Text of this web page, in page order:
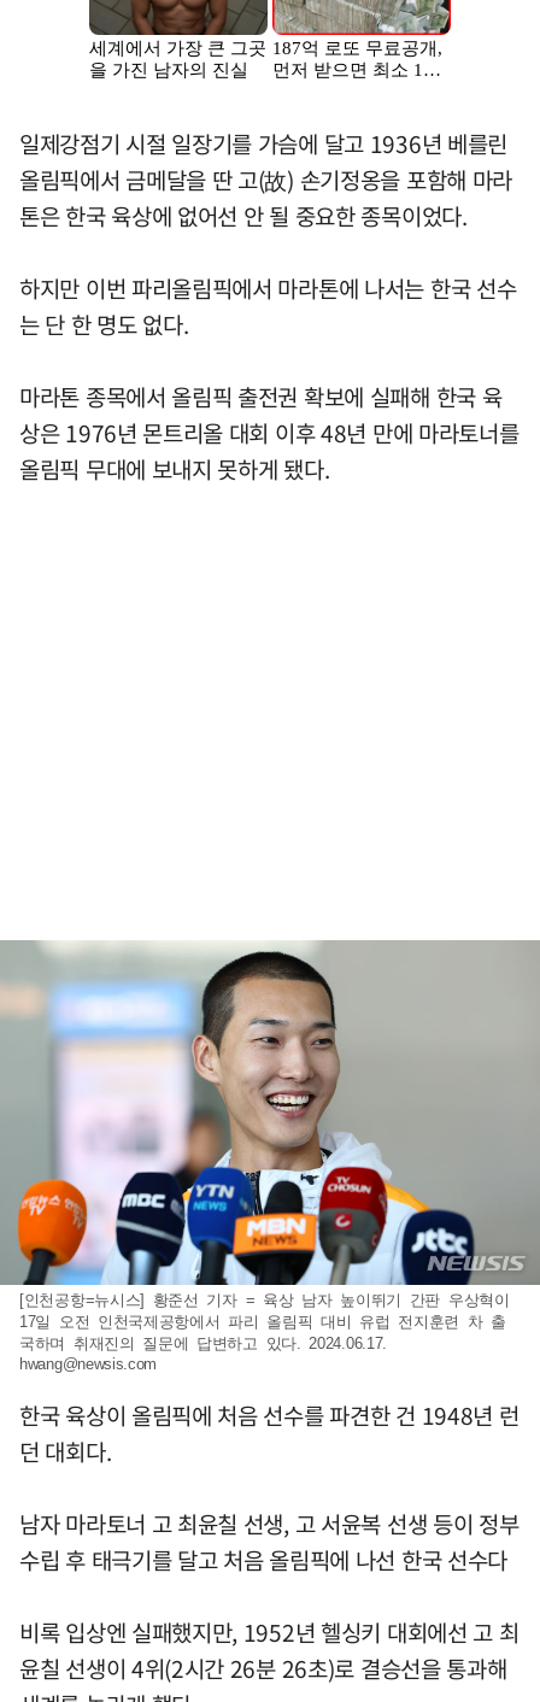
일제강점기 시절 일장기를 가슴에 달고 1936년 베를린
올림픽에서 금메달을 딴 고(故) 손기정옹을 포함해 마라
톤은 한국 육상에 없어선 안 될 중요한 종목이었다.
하지만 이번 파리올림픽에서 마라톤에 나서는 한국 선수
는 단 한 명도 없다.
마라톤 종목에서 올림픽 출전권 확보에 실패해 한국 육
상은 1976년 몬트리올 대회 이후 48년 만에 마라토너를
올림픽 무대에 보내지 못하게 됐다.
[인천공항=뉴시스] 황준선 기자 = 육상 남자 높이뛰기 간판 우상혁이
17일 오전 인천국제공항에서 파리 올림픽 대비 유럽 전지훈련 차 출
국하며 취재진의 질문에 답변하고 있다. 2024.06.17.
hwang@newsis.com
한국 육상이 올림픽에 처음 선수를 파견한 건 1948년 런
던 대회다.
남자 마라토너 고 최윤칠 선생, 고 서윤복 선생 등이 정부
수립 후 태극기를 달고 처음 올림픽에 나선 한국 선수다
비록 입상엔 실패했지만, 1952년 헬싱키 대회에선 고 최
윤칠 선생이 4위(2시간 26분 26초)로 결승선을 통과해